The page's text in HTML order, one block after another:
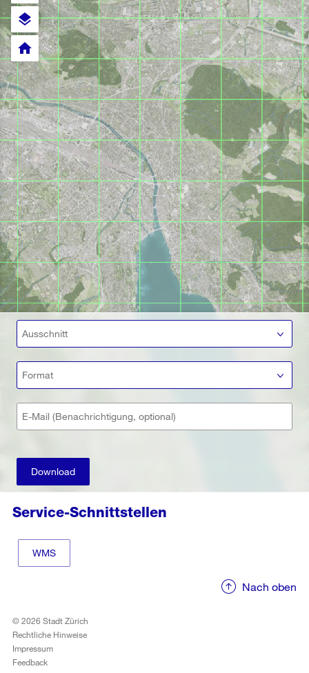
layers
home
Ausschnitt
Format
E-Mail (Benachrichtigung, optional)
Download
Service-Schnittstellen
WMS
Nach oben
© 2026 Stadt Zürich
Rechtliche Hinweise
Impressum
Feedback